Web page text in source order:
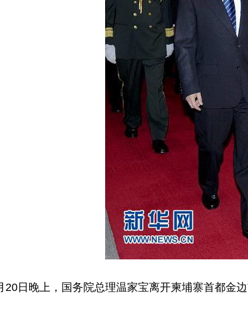
晚上，国务院总理温家宝离开柬埔寨首都金边